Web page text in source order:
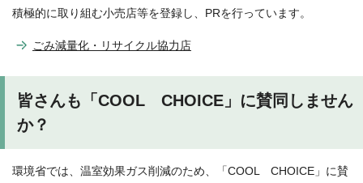
積極的に取り組む小売店等を登録し、PRを行っています。
ごみ減量化・リサイクル協力店
皆さんも「COOL CHOICE」に賛同しません
か？
環境省では、温室効果ガス削減のため、「COOL CHOICE」に賛